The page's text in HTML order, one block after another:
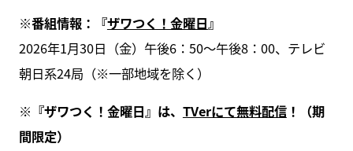
※番組情報：『ザワつく！金曜日』
2026年1月30日（金）午後6：50～午後8：00、テレビ
朝日系24局（※一部地域を除く）
※『ザワつく！金曜日』は、 TVerにて無料配信！（期
間限定）